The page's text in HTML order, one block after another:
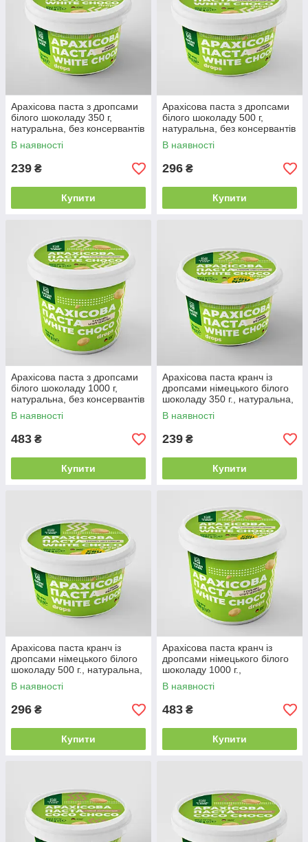
Арахісова паста з дропсами
білого шоколаду 350 г,
натуральна, без консервантів
і домішок WHITE CHOCO
DROPS
В наявності
239 ₴
Купити
Арахісова паста з дропсами
білого шоколаду 500 г,
натуральна, без консервантів
і домішок WHITE CHOCO
DROPS
В наявності
296 ₴
Купити
Арахісова паста з дропсами
білого шоколаду 1000 г,
натуральна, без консервантів
і домішок WHITE CHOCO
DROPS
В наявності
483 ₴
Купити
Арахісова паста кранч із
дропсами німецького білого
шоколаду 350 г., натуральна,
WHITE CHOCO DROPS
CRUNCH
В наявності
239 ₴
Купити
Арахісова паста кранч із
дропсами німецького білого
шоколаду 500 г., натуральна,
WHITE CHOCO DROPS
CRUNCH
В наявності
296 ₴
Купити
Арахісова паста кранч із
дропсами німецького білого
шоколаду 1000 г.,
натуральна, WHITE CHOCO
DROPS CRUNCH
В наявності
483 ₴
Купити